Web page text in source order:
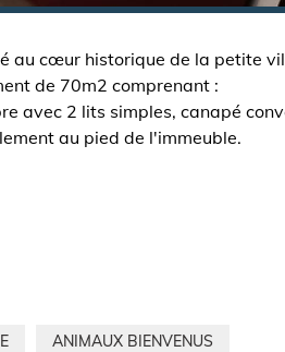
au cœur historique de la petite
de 70m2 comprenant :
avec 2 lits simples, canapé
au pied de l'immeuble.
ANIMAUX BIENVENUS